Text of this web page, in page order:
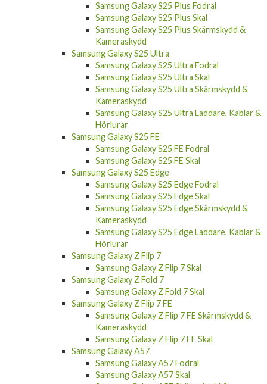
Samsung Galaxy S25 Plus Fodral
Samsung Galaxy S25 Plus Skal
Samsung Galaxy S25 Plus Skärmskydd &
Kameraskydd
Samsung Galaxy S25 Ultra
Samsung Galaxy S25 Ultra Fodral
Samsung Galaxy S25 Ultra Skal
Samsung Galaxy S25 Ultra Skärmskydd &
Kameraskydd
Samsung Galaxy S25 Ultra Laddare, Kablar &
Hörlurar
Samsung Galaxy S25 FE
Samsung Galaxy S25 FE Fodral
Samsung Galaxy S25 FE Skal
Samsung Galaxy S25 Edge
Samsung Galaxy S25 Edge Fodral
Samsung Galaxy S25 Edge Skal
Samsung Galaxy S25 Edge Skärmskydd &
Kameraskydd
Samsung Galaxy S25 Edge Laddare, Kablar &
Hörlurar
Samsung Galaxy Z Flip 7
Samsung Galaxy Z Flip 7 Skal
Samsung Galaxy Z Fold 7
Samsung Galaxy Z Fold 7 Skal
Samsung Galaxy Z Flip 7 FE
Samsung Galaxy Z Flip 7 FE Skärmskydd &
Kameraskydd
Samsung Galaxy Z Flip 7 FE Skal
Samsung Galaxy A57
Samsung Galaxy A57 Fodral
Samsung Galaxy A57 Skal